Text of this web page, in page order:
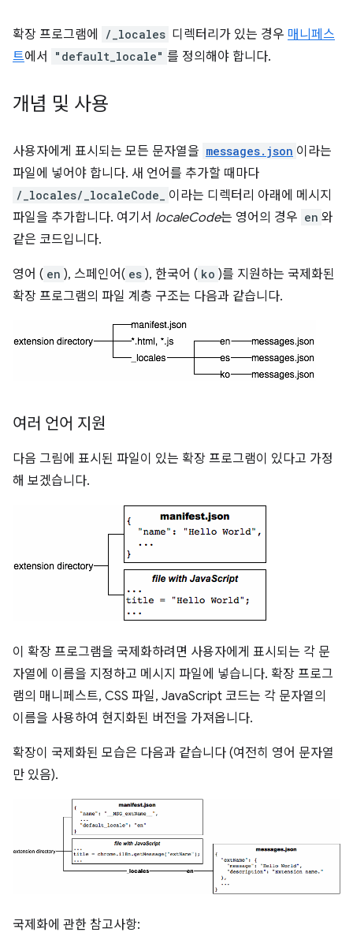
확장 프로그램에 /_locales 디렉터리가 있는 경우 매니페스
트에서 "default_locale" 를 정의해야 합니다.
개념 및 사용
사용자에게 표시되는 모든 문자열을 messages.json 이라는
파일에 넣어야 합니다. 새 언어를 추가할 때마다
/_locales/_localeCode_
이라는 디렉터리 아래에 메시지
파일을 추가합니다. 여기서 localeCode는 영어의 경우 en 와
같은 코드입니다.
영어 ( en ), 스페인어( es ), 한국어 ( ko )를 지원하는 국제화된
확장 프로그램의 파일 계층 구조는 다음과 같습니다.
여러 언어 지원
다음 그림에 표시된 파일이 있는 확장 프로그램이 있다고 가정
해 보겠습니다.
이 확장 프로그램을 국제화하려면 사용자에게 표시되는 각 문
자열에 이름을 지정하고 메시지 파일에 넣습니다. 확장 프로그
램의 매니페스트, CSS 파일, JavaScript 코드는 각 문자열의
이름을 사용하여 현지화된 버전을 가져옵니다.
확장이 국제화된 모습은 다음과 같습니다 (여전히 영어 문자열
만 있음).
국제화에 관한 참고사항: